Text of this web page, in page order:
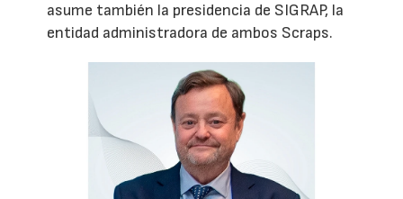
asume también la presidencia de SIGRAP, la
entidad administradora de ambos Scraps.